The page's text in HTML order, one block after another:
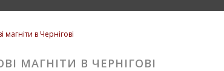
в Чернігові
МАГНІТИ В ЧЕРНІГОВІ